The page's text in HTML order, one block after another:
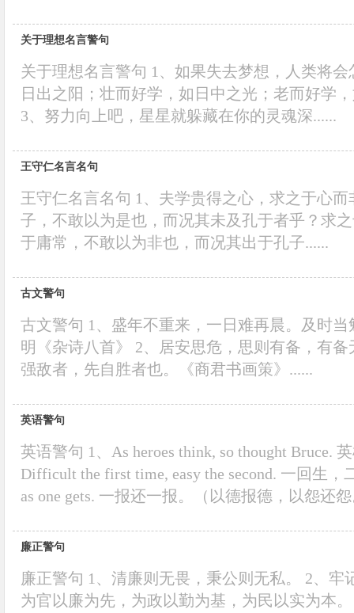
关于理想名言警句
关于理想名言警句 1、如果失去梦想，人类将
日出之阳；壮而好学，如日中之光；老而好学
3、努力向上吧，星星就躲藏在你的灵魂深......
王守仁名言名句
王守仁名言名句 1、夫学贵得之心，求之于心
子，不敢以为是也，而况其未及孔于者乎？求
于庸常，不敢以为非也，而况其出于孔子......
古文警句
古文警句 1、盛年不重来，一日难再晨。及时
明《杂诗八首》 2、居安思危，思则有备，有
强敌者，先自胜者也。《商君书画策》......
英语警句
英语警句 1、As heroes think, so thought Bruce.
Difficult the first time, easy the second. 一回生，
as one gets. 一报还一报。（以德报德，以怨还
廉正警句
廉正警句 1、清廉则无畏，秉公则无私。 2、牢
为官以廉为先，为政以勤为基，为民以实为本